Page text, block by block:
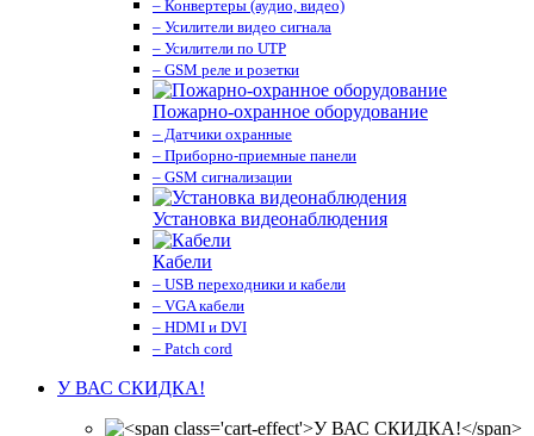
– Конвертеры (аудио, видео)
– Усилители видео сигнала
– Усилители по UTP
– GSM реле и розетки
Пожарно-охранное оборудование
– Датчики охранные
– Приборно-приемные панели
– GSM сигнализации
Установка видеонаблюдения
Кабели
– USB переходники и кабели
– VGA кабели
– HDMI и DVI
– Patch cord
У ВАС СКИДКА!